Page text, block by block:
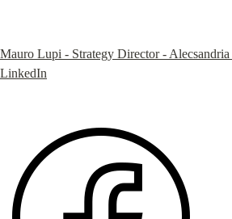
Mauro Lupi - Strategy Director -
LinkedIn